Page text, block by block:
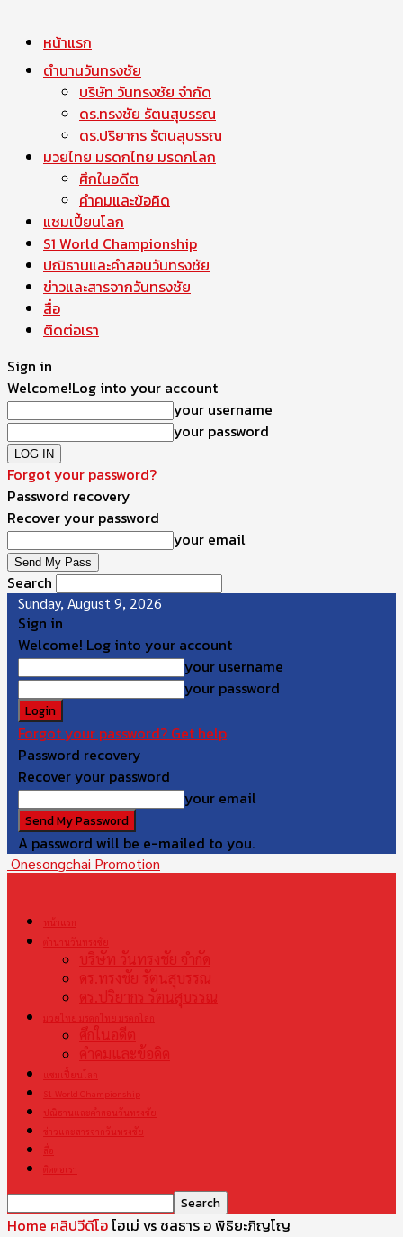
หน้าแรก
ตำนานวันทรงชัย
บริษัท วันทรงชัย จำกัด
ดร.ทรงชัย รัตนสุบรรณ
ดร.ปริยากร รัตนสุบรรณ
มวยไทย มรดกไทย มรดกโลก
ศึกในอดีต
คำคมและข้อคิด
แชมเปี้ยนโลก
S1 World Championship
ปณิธานและคำสอนวันทรงชัย
ข่าวและสารจากวันทรงชัย
สื่อ
ติดต่อเรา
Sign in
Welcome!Log into your account
your username
your password
Forgot your password?
Password recovery
Recover your password
your email
Search
Sunday, August 9, 2026
Sign in
Welcome! Log into your account
your username
your password
Forgot your password? Get help
Password recovery
Recover your password
your email
A password will be e-mailed to you.
Onesongchai Promotion
หน้าแรก
ตำนานวันทรงชัย
บริษัท วันทรงชัย จำกัด
ดร.ทรงชัย รัตนสุบรรณ
ดร.ปริยากร รัตนสุบรรณ
มวยไทย มรดกไทย มรดกโลก
ศึกในอดีต
คำคมและข้อคิด
แชมเปี้ยนโลก
S1 World Championship
ปณิธานและคำสอนวันทรงชัย
ข่าวและสารจากวันทรงชัย
สื่อ
ติดต่อเรา
Home คลิปวีดีโอโฮเม่ vs ชลธาร อ พิธิยะภิญโญ